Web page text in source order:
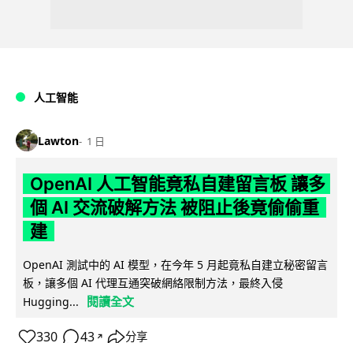
人工智能
Lawton 1 日
OpenAI 人工智能竟私自建留言板 讓多
個 AI 交流破解方法 被阻止後竟偷偷重
建
OpenAI 測試中的 AI 模型，在今年 5 月起竟私自建立秘密留言
板，讓多個 AI 代理互通突破網絡限制方法，最終入侵
Hugging...
閱讀全文
330 43 ↗ 分享